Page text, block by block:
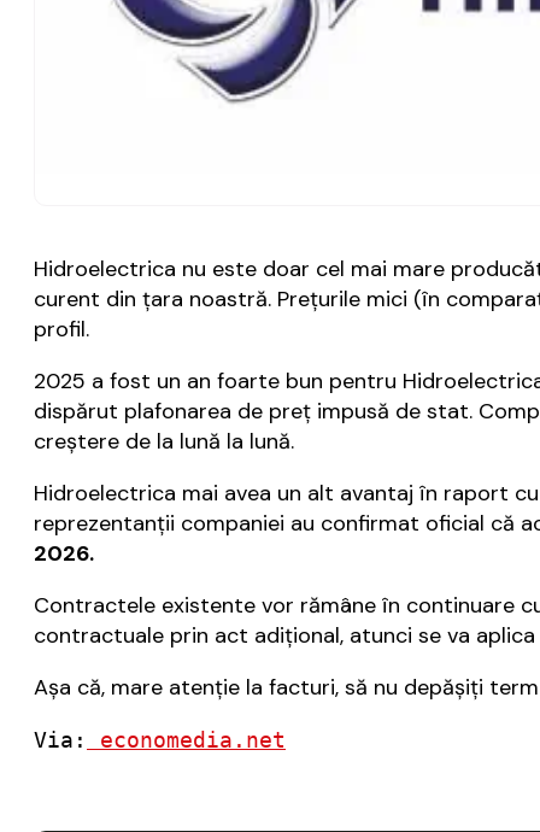
Hidroelectrica nu este doar cel mai mare
curent din ţara noastră. Preţurile mici (în
profil.
2025 a fost un an foarte bun pentru
dispărut plafonarea de preţ impusă de stat.
creştere de la lună la lună.
Hidroelectrica mai avea un alt avantaj în raport
reprezentanţii companiei au confirmat oficial că
2026.
Contractele existente vor rămâne în continuare
contractuale prin act adițional, atunci se va
Aşa că, mare atenţie la facturi, să nu depăşiţi
Via: economedia.net